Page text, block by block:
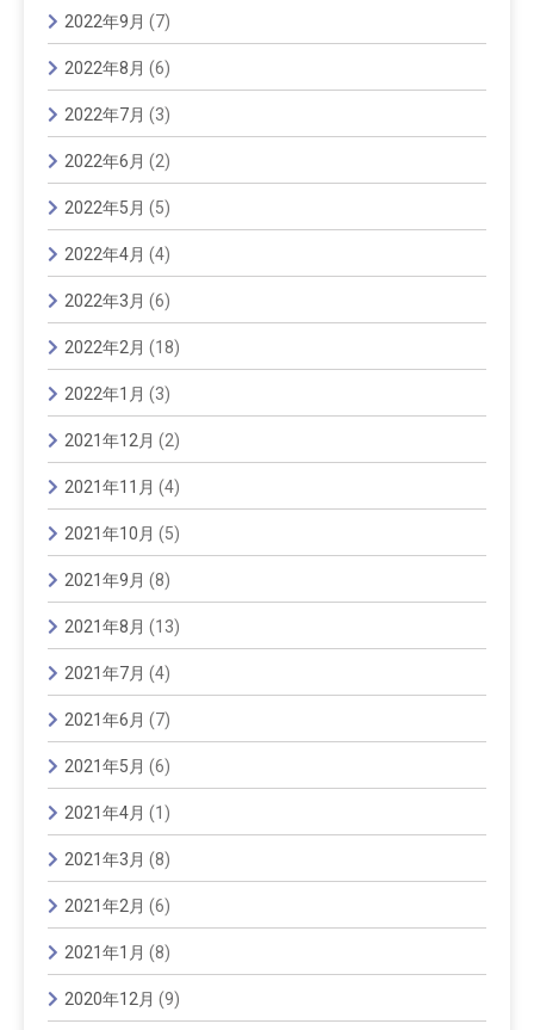
2022年9月 (7)
2022年8月 (6)
2022年7月 (3)
2022年6月 (2)
2022年5月 (5)
2022年4月 (4)
2022年3月 (6)
2022年2月 (18)
2022年1月 (3)
2021年12月 (2)
2021年11月 (4)
2021年10月 (5)
2021年9月 (8)
2021年8月 (13)
2021年7月 (4)
2021年6月 (7)
2021年5月 (6)
2021年4月 (1)
2021年3月 (8)
2021年2月 (6)
2021年1月 (8)
2020年12月 (9)